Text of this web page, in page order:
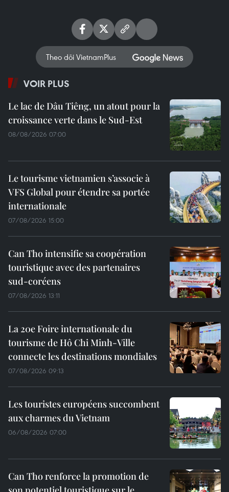
Theo dõi VietnamPlus
VOIR PLUS
Le lac de Dâu Tiêng, un atout pour la
croissance verte dans le Sud-Est
08/08/2026 07:00
Le tourisme vietnamien s’associe à
VFS Global pour étendre sa portée
internationale
07/08/2026 15:00
Can Tho intensifie sa coopération
touristique avec des partenaires
sud-coréens
07/08/2026 13:11
La 20e Foire internationale du
tourisme de Hô Chi Minh-Ville
connecte les destinations mondiales
07/08/2026 09:13
Les touristes européens succombent
aux charmes du Vietnam
06/08/2026 07:00
Can Tho renforce la promotion de